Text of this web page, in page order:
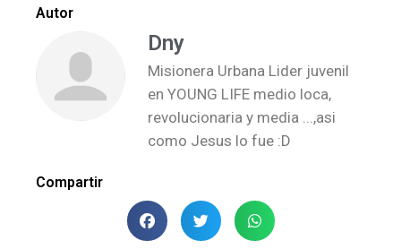
Autor
Dny
Misionera Urbana Lider juvenil
en YOUNG LIFE medio loca,
revolucionaria y media ...,asi
como Jesus lo fue :D
Compartir